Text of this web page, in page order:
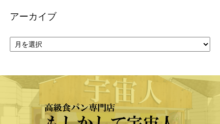
アーカイブ
ア
ー
ブ